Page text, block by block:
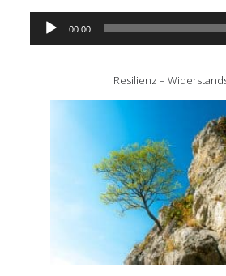
Audio-
Player
00:00
Resilienz –